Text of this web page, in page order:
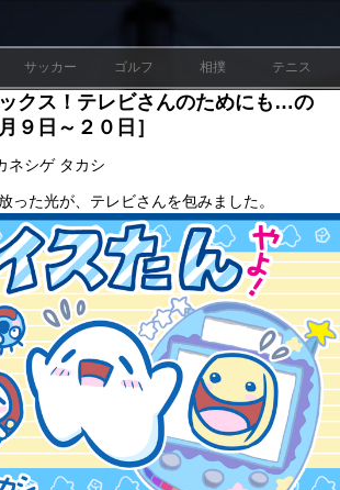
サッカー ゴルフ 相撲 テニス
クス！テレビさんのためにも…の
９日～２０日］
ネシゲ タカシ
った光が、テレビさんを包みました。